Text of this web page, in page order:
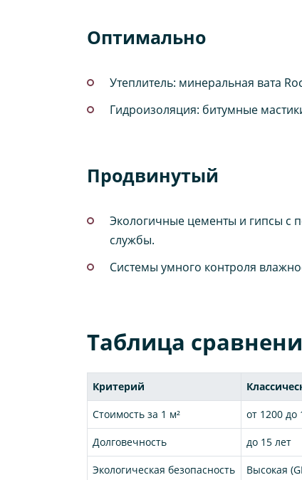
Оптимально
Утеплитель: минеральная вата
Гидроизоляция: битумные
Продвинутый
Экологичные цементы и гипсы с
службы.
Системы умного контроля
Таблица
Критерий
Стоимость за 1 м² от 1200 до
Долговечность до 15 лет
Экологическая безопасность Высокая